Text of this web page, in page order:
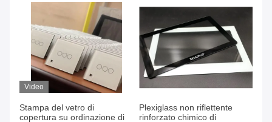
Video
Stampa del vetro di
copertura su ordinazione di
Plexiglass non riflettente
rinforzato chimico di